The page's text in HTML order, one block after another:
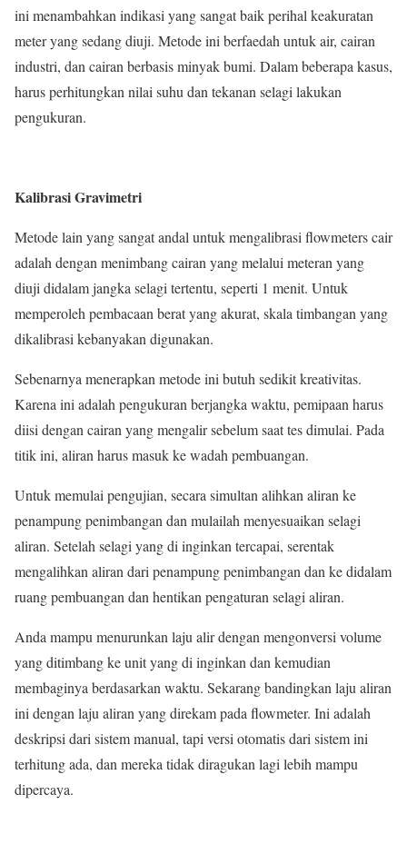
ini menambahkan indikasi yang sangat baik perihal keakuratan
meter yang sedang diuji. Metode ini berfaedah untuk air, cairan
industri, dan cairan berbasis minyak bumi. Dalam beberapa kasus,
harus perhitungkan nilai suhu dan tekanan selagi lakukan
pengukuran.
Kalibrasi Gravimetri
Metode lain yang sangat andal untuk mengalibrasi flowmeters cair
adalah dengan menimbang cairan yang melalui meteran yang
diuji didalam jangka selagi tertentu, seperti 1 menit. Untuk
memperoleh pembacaan berat yang akurat, skala timbangan yang
dikalibrasi kebanyakan digunakan.
Sebenarnya menerapkan metode ini butuh sedikit kreativitas.
Karena ini adalah pengukuran berjangka waktu, pemipaan harus
diisi dengan cairan yang mengalir sebelum saat tes dimulai. Pada
titik ini, aliran harus masuk ke wadah pembuangan.
Untuk memulai pengujian, secara simultan alihkan aliran ke
penampung penimbangan dan mulailah menyesuaikan selagi
aliran. Setelah selagi yang di inginkan tercapai, serentak
mengalihkan aliran dari penampung penimbangan dan ke didalam
ruang pembuangan dan hentikan pengaturan selagi aliran.
Anda mampu menurunkan laju alir dengan mengonversi volume
yang ditimbang ke unit yang di inginkan dan kemudian
membaginya berdasarkan waktu. Sekarang bandingkan laju aliran
ini dengan laju aliran yang direkam pada flowmeter. Ini adalah
deskripsi dari sistem manual, tapi versi otomatis dari sistem ini
terhitung ada, dan mereka tidak diragukan lagi lebih mampu
dipercaya.